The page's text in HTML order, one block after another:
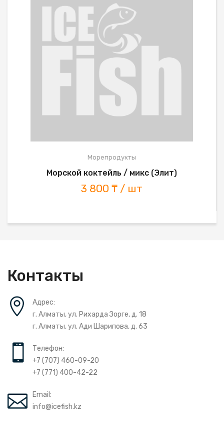
Морепродукты
Морской коктейль / микс (Элит)
3 800 ₸ / шт
Контакты
Адрес:
г. Алматы, ул. Рихарда Зорге, д. 18
г. Алматы, ул. Ади Шарипова, д. 63
Телефон:
+7 (707) 460-09-20
+7 (771) 400-42-22
Email:
info@icefish.kz